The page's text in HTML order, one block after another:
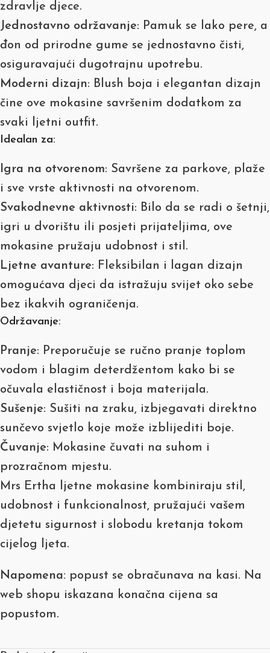
zdravlje djece.
Jednostavno održavanje: Pamuk se lako pere, a
đon od prirodne gume se jednostavno čisti,
osiguravajući dugotrajnu upotrebu.
Moderni dizajn: Blush boja i elegantan dizajn
čine ove mokasine savršenim dodatkom za
svaki ljetni outfit.
Idealan za:
Igra na otvorenom: Savršene za parkove, plaže
i sve vrste aktivnosti na otvorenom.
Svakodnevne aktivnosti: Bilo da se radi o šetnji,
igri u dvorištu ili posjeti prijateljima, ove
mokasine pružaju udobnost i stil.
Ljetne avanture: Fleksibilan i lagan dizajn
omogućava djeci da istražuju svijet oko sebe
bez ikakvih ograničenja.
Održavanje:
Pranje: Preporučuje se ručno pranje toplom
vodom i blagim deterdžentom kako bi se
očuvala elastičnost i boja materijala.
Sušenje: Sušiti na zraku, izbjegavati direktno
sunčevo svjetlo koje može izblijediti boje.
Čuvanje: Mokasine čuvati na suhom i
prozračnom mjestu.
Mrs Ertha ljetne mokasine kombiniraju stil,
udobnost i funkcionalnost, pružajući vašem
djetetu sigurnost i slobodu kretanja tokom
cijelog ljeta.
Napomena: popust se obračunava na kasi. Na
web shopu iskazana konačna cijena sa
popustom.